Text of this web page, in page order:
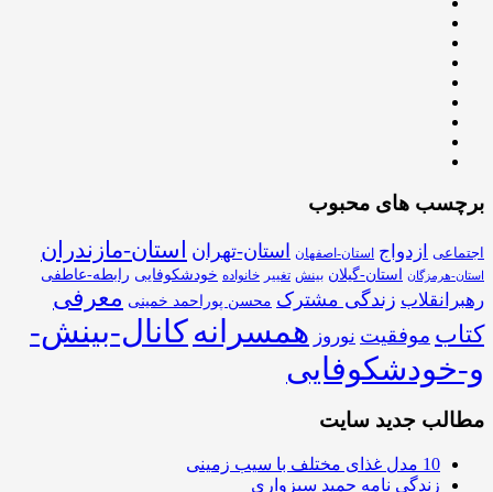
برچسب های محبوب
اجتماعی ازدواج استان-اصفهان استان-تهران استان-مازندران
استان-هرمزگان استان-گیلان بینش تغییر خانواده خودشکوفایی رابطه-عاطفی
رهبرانقلاب زندگی مشترک محسن پوراحمد خمینی معرفی
کتاب موفقیت نوروز همسرانهکانال-بینش-
و-خودشکوفایی
مطالب جدید سایت
10 مدل غذای مختلف با سیب زمینی
زندگی نامه حمید سبزواری